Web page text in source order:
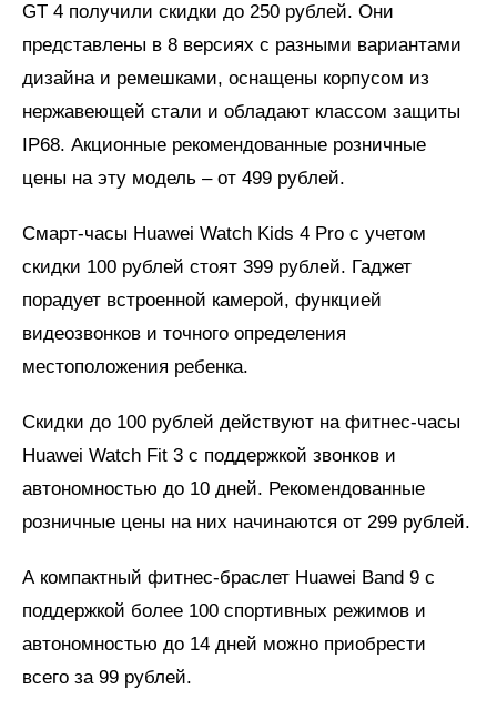
GT 4 получили скидки до 250 рублей. Они
представлены в 8 версиях с разными вариантами
дизайна и ремешками, оснащены корпусом из
нержавеющей стали и обладают классом защиты
IP68. Акционные рекомендованные розничные
цены на эту модель – от 499 рублей.
Смарт-часы Huawei Watch Kids 4 Pro с учетом
скидки 100 рублей стоят 399 рублей. Гаджет
порадует встроенной камерой, функцией
видеозвонков и точного определения
местоположения ребенка.
Скидки до 100 рублей действуют на фитнес-часы
Huawei Watch Fit 3 с поддержкой звонков и
автономностью до 10 дней. Рекомендованные
розничные цены на них начинаются от 299 рублей.
А компактный фитнес-браслет Huawei Band 9 с
поддержкой более 100 спортивных режимов и
автономностью до 14 дней можно приобрести
всего за 99 рублей.